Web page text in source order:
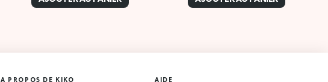
A PROPOS DE KIKO AIDE